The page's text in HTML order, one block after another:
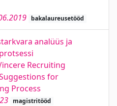
bakalaureusetööd
analüüs ja
Recruiting
for
Process
magistritööd